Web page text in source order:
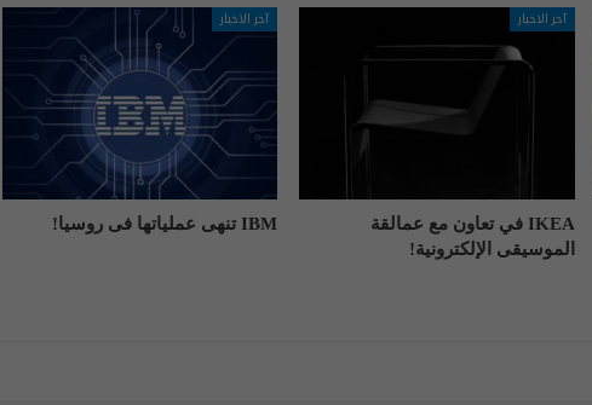
آخر الاخبار
IKEA في تعاون مع عمالقة
الموسيقى الإلكترونية!
آخر الاخبار
IBM تنهی عملیاتها فی روسیا!